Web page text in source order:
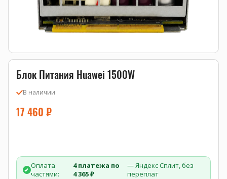
Блок Питания Huawei 1500W
В наличии
17 460 ₽
Оплата
частями:
4 платежа по
4 365 ₽
— Яндекс Сплит, без
переплат